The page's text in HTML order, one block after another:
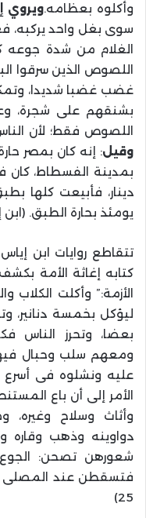
وأكلوه بعظامه.ويروي
سوى بغل واحد يركبه،
الغلام من شدة
اللصوص الذين سرقوا
غضب غضبا شديدا،
بشنقهم على شجرة،
اللصوص فقط؛ لأن
وقيل: إنه كان بمصر
بمدينة الفسطاط، كان
دينار، فأبيعت كلها
يومئذ بحارة الطبق. (ابن إياس، 1960،
تتقاطع روايات ابن
كتابه إغاثة الأمة
الأزمة:” وأكلت
ليؤكل بخمسة دنانير،
بعضا، وتحرز الناس
ومعهم سلب وحبال
عليه ونشلوه فى أسرع
الأمر إلى أن باع
وأثاث وسلاح
دواوينه وذهب وقاره
شعورهن تصحن:
25)